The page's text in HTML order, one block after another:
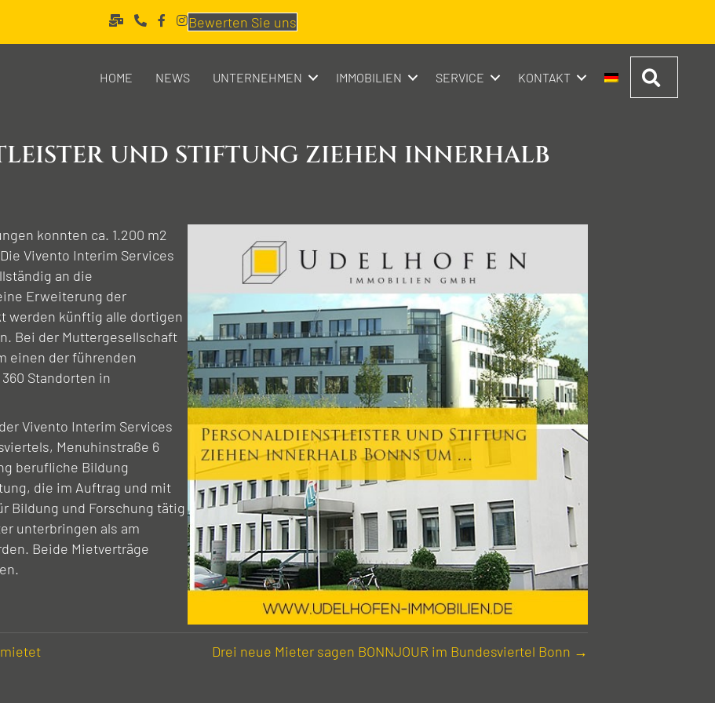
Bewerten Sie uns
HOME NEWS UNTERNEHMEN IMMOBILIEN SERVICE KONTAKT
UND STIFTUNG ZIEHEN INNERHALB
konnten ca. 1.200 m2
Vivento Interim Services
an die
Erweiterung der
werden künftig alle dortigen
Bei der Muttergesellschaft
einen der führenden
Standorten in
Vivento Interim Services
Menuhinstraße 6
berufliche Bildung
die im Auftrag und mit
Bildung und Forschung tätig
unterbringen als am
Beide Mietverträge
Drei neue Mieter sagen BONN­JOUR im Bundes­viertel Bonn →